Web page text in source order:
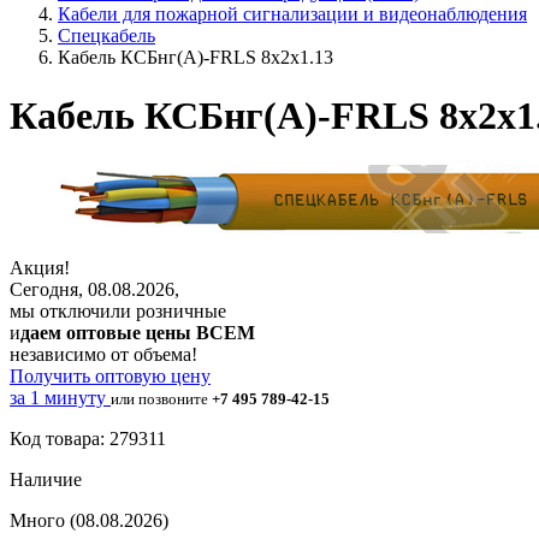
Кабели для пожарной сигнализации и видеонаблюдения
Спецкабель
Кабель КСБнг(А)-FRLS 8х2х1.13
Кабель КСБнг(А)-FRLS
Акция!
Сегодня, 08.08.2026,
мы отключили розничные
идаем оптовые цены ВСЕМ
независимо от объема!
Получить оптовую цену
за 1 минуту или позвоните +7 495 789-42-15
Код товара: 279311
Наличие
Много (08.08.2026)